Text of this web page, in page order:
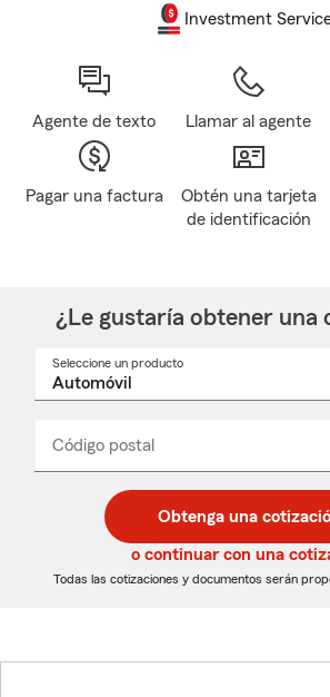
Investment
Agente de texto Llamar al agente
Pagar una factura
Obtén una tarjeta
de identificación
¿Le gustaría obtener una
Seleccione un producto
desplegable
Código postal
de
5
dígitos
de
5
dígitos
_____
Obtenga una
o continuar con una
Todas las cotizaciones y documentos serán